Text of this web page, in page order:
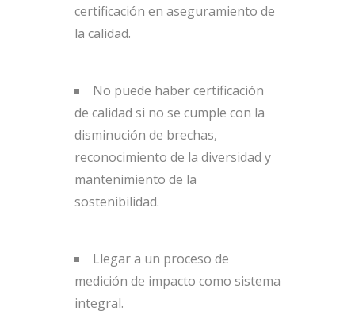
certificación en aseguramiento de
la calidad.
No puede haber certificación
de calidad si no se cumple con la
disminución de brechas,
reconocimiento de la diversidad y
mantenimiento de la
sostenibilidad.
Llegar a un proceso de
medición de impacto como sistema
integral.